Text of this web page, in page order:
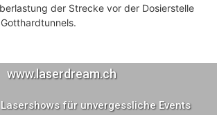
der Strecke vor der Dosierstelle